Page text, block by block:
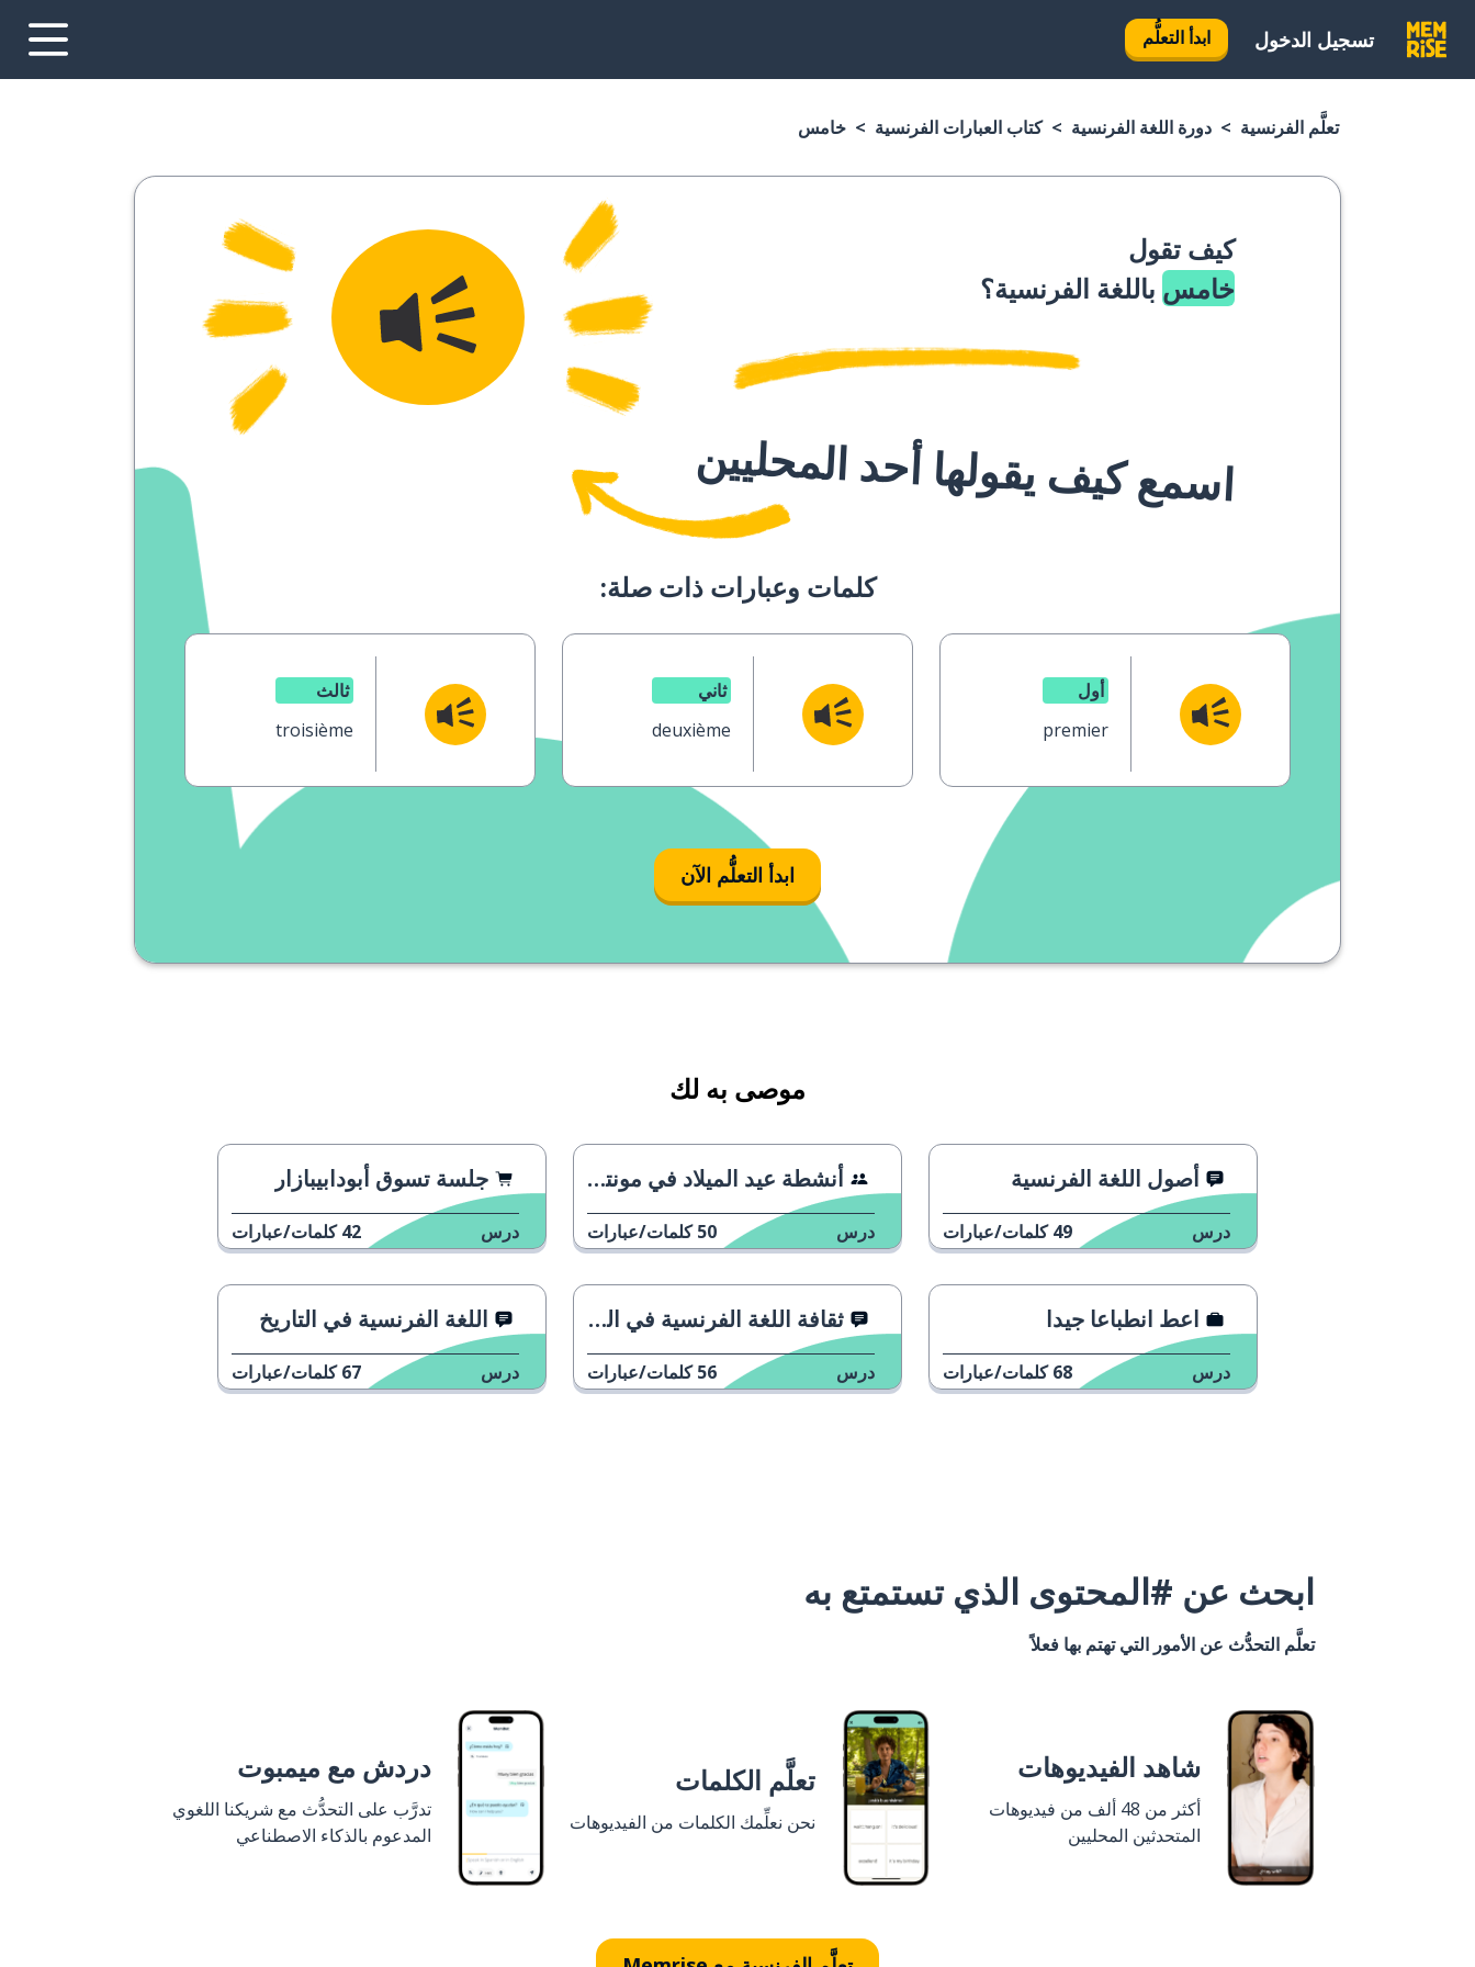
تسجيل الدخول ابدأ التعلُّم
تعلَّم الفرنسية دورة اللغة الفرنسية كتاب العبارات الفرنسية خامس
كيف تقول
خامس باللغة الفرنسية؟
اسمع كيف يقولها أحد المحليين
كلمات وعبارات ذات صلة:
أول
premier
ثاني
deuxième
ثالث
troisième
ابدأ التعلُّم الآن
موصى به لك
أصول اللغة الفرنسية
درس 49 كلمات/عبارات
أنشطة عيد الميلاد في مونتريال
درس 50 كلمات/عبارات
جلسة تسوق أبودابيبازار
درس 42 كلمات/عبارات
اعط انطباعا جيدا
درس 68 كلمات/عبارات
ثقافة اللغة الفرنسية في العالم
درس 56 كلمات/عبارات
اللغة الفرنسية في التاريخ
درس 67 كلمات/عبارات
ابحث عن #المحتوى الذي تستمتع به
تعلَّم التحدُّث عن الأمور التي تهتم بها فعلاً
شاهد الفيديوهات
أكثر من 48 ألف من فيديوهات
المتحدثين المحليين
تعلَّم الكلمات
نحن نعلِّمك الكلمات من الفيديوهات
دردش مع ميمبوت
تدرَّب على التحدُّث مع شريكنا اللغوي
المدعوم بالذكاء الاصطناعي